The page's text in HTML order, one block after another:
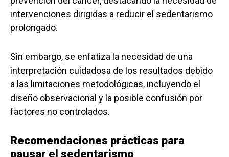
intervenciones dirigidas a reducir el sedentarismo
prolongado.
Sin embargo, se enfatiza la necesidad de una
interpretación cuidadosa de los resultados debido
a las limitaciones metodológicas, incluyendo el
diseño observacional y la posible confusión por
factores no controlados.
Recomendaciones prácticas para
pausar el sedentarismo